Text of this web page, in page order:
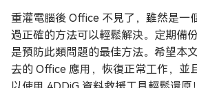
重灌電腦後 Office 不見了，雖然是一
過正確的方法可以輕鬆解決。定期備
是預防此類問題的最佳方法。希望本
去的 Office 應用，恢復正常工作，並